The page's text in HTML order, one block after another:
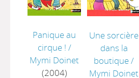
Panique au
cirque ! /
Mymi Doinet
(2004)
Une sorcière
dans la
boutique/
Mymi Doinet